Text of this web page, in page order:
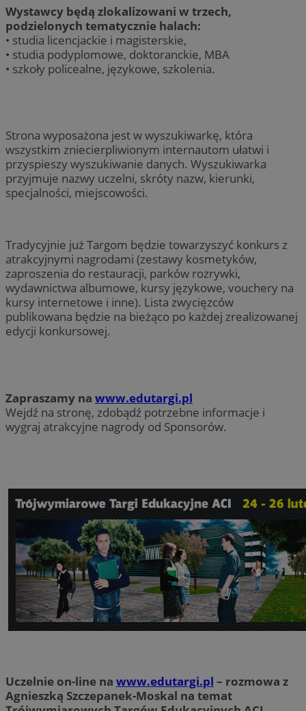
Wystawcy będą zlokalizowani w trzech,
podzielonych tematycznie halach:
• studia licencjackie i magisterskie,
• studia podyplomowe, doktoranckie, MBA
• szkoły policealne, językowe, szkolenia.
Strona wyposażona jest w wyszukiwarkę, która
wszystkim zniecierpliwionym internautom ułatwi i
przyspieszy wyszukiwanie danych. Wyszukiwarka
przyjmuje nazwy uczelni, skróty nazw, kierunki,
specjalności, miejscowości.
Tradycyjnie już Targom będzie towarzyszyć konkurs z
atrakcyjnymi nagrodami (zestawy kosmetyków,
zaproszenia do restauracji, parków rozrywki,
wydawnictwa albumowe, kursy językowe, vouchery na
kursy internetowe i inne). Lista zwycięzców
publikowana będzie na bieżąco po każdej zrealizowanej
edycji konkursowej.
Zapraszamy na www.edutargi.pl
Wejdź na stronę, zdobądź potrzebne informacje i
wygraj atrakcyjne nagrody od Sponsorów.
Uczelnie on-line na www.edutargi.pl – rozmowa z
Agnieszką Szczepanek-Moskal na temat